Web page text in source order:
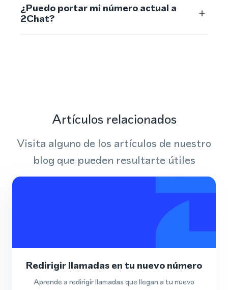
¿Puedo portar mi número actual a
2Chat?
Artículos relacionados
Visita alguno de los artículos de nuestro
blog que pueden resultarte útiles
Redirigir llamadas en tu nuevo número
Aprende a redirigir llamadas que llegan a tu nuevo